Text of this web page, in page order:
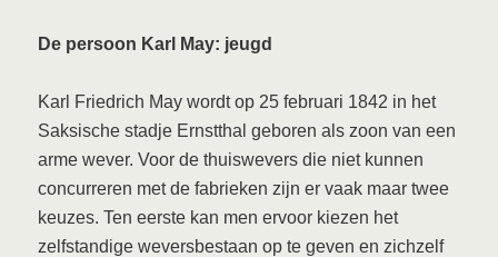
De persoon Karl May: jeugd
Karl Friedrich May wordt op 25 februari 1842 in het
Saksische stadje Ernstthal geboren als zoon van een
arme wever. Voor de thuiswevers die niet kunnen
concurreren met de fabrieken zijn er vaak maar twee
keuzes. Ten eerste kan men ervoor kiezen het
zelfstandige weversbestaan op te geven en zichzelf